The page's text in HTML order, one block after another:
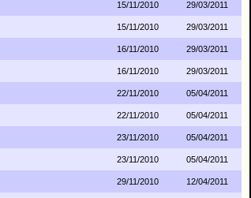
15/11/2010
29/03/2011
15/11/2010
29/03/2011
16/11/2010
29/03/2011
16/11/2010
29/03/2011
22/11/2010
05/04/2011
22/11/2010
05/04/2011
23/11/2010
05/04/2011
23/11/2010
05/04/2011
29/11/2010
12/04/2011